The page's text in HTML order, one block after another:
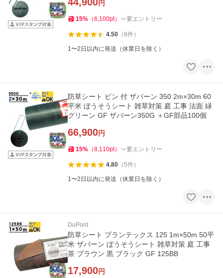
円
15% （6,100pt） 要エントリー
4.50（8件）
1〜2日以内に発送（休業日を除く）
防草シート ピン 付 ザバーン 350 2m×30m 60
平米 ぼうそうシート 雑草対策 庭 工事 法面 緑
グリーン GF ザバーン350G ＋GF部品100個
66,900円
15% （8,110pt） 要エントリー
4.80（5件）
1〜2日以内に発送（休業日を除く）
DuPont
防草シート プランテックス 125 1m×50m 50平
米 ザバーン ぼうそうシート 雑草対策 庭 工事
茶 ブラウン 黒 ブラック GF 125BB
17,900円